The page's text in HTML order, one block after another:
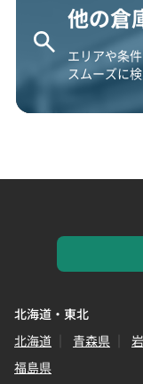
他の倉
エリアや条
スムーズに
北海道・東北
北海道
青森県
福島県